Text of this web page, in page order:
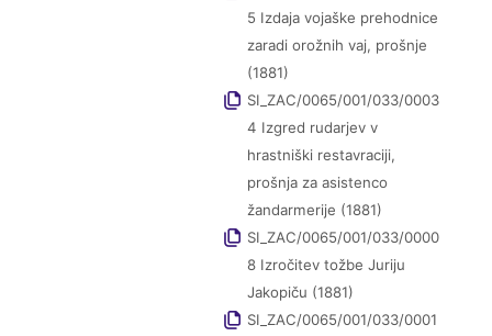
5 Izdaja vojaške prehodnice
zaradi orožnih vaj, prošnje
(1881)
SI_ZAC/0065/001/033/0003
4 Izgred rudarjev v
hrastniški restavraciji,
prošnja za asistenco
žandarmerije (1881)
SI_ZAC/0065/001/033/0000
8 Izročitev tožbe Juriju
Jakopiču (1881)
SI_ZAC/0065/001/033/0001